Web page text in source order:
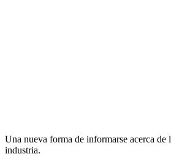
Una nueva forma de informarse acerca de
industria.